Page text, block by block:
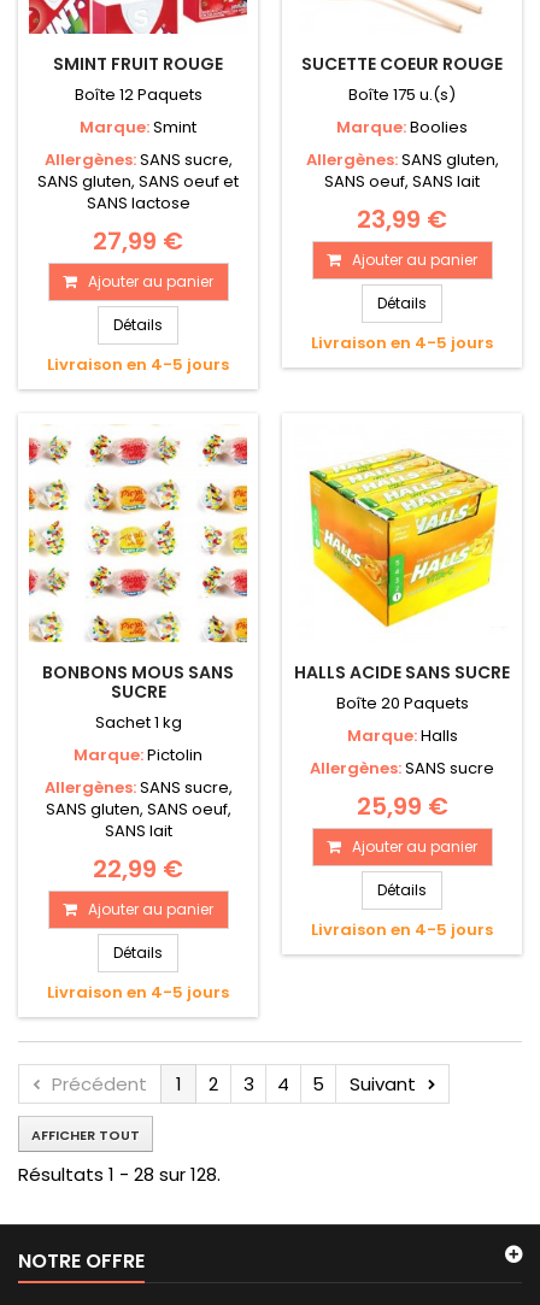
SMINT FRUIT ROUGE
Boîte 12 Paquets
Marque:Smint
Allergènes:SANS sucre,
SANS gluten, SANS oeuf et
SANS lactose
27,99 €
Ajouter au panier
Détails
Livraison en 4-5 jours
SUCETTE COEUR ROUGE
Boîte 175 u.(s)
Marque:Boolies
Allergènes:SANS gluten,
SANS oeuf, SANS lait
23,99 €
Ajouter au panier
Détails
Livraison en 4-5 jours
BONBONS MOUS SANS
SUCRE
Sachet 1 kg
Marque:Pictolin
Allergènes:SANS sucre,
SANS gluten, SANS oeuf,
SANS lait
22,99 €
Ajouter au panier
Détails
Livraison en 4-5 jours
HALLS ACIDE SANS SUCRE
Boîte 20 Paquets
Marque:Halls
Allergènes:SANS sucre
25,99 €
Ajouter au panier
Détails
Livraison en 4-5 jours
Précédent 1 2 3 4 5 Suivant
AFFICHER TOUT
Résultats 1 - 28 sur 128.
NOTRE OFFRE